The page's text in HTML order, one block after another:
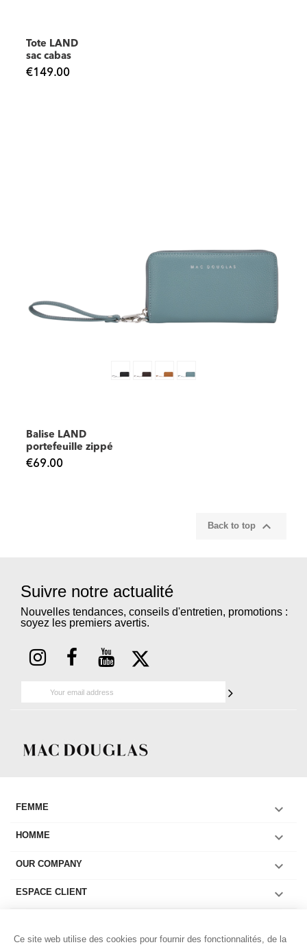
Tote LAND
sac cabas
€149.00
Balise LAND
portefeuille zippé
€69.00
Back to top 
Suivre notre actualité
Nouvelles tendances, conseils d'entretien, promotions :
soyez les premiers avertis.
FEMME 
HOMME 
OUR COMPANY 
ESPACE CLIENT 
Ce site web utilise des cookies pour fournir des fonctionnalités, de la